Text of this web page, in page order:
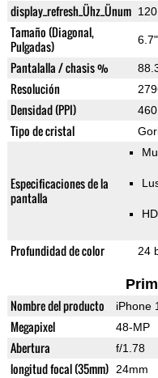
display_refresh_Ühz_Ünum 120
Tamaño (Diagonal,
Pulgadas)
6.7"
Pantalalla / chasis %
Resolución
Densidad (PPI)
Tipo de cristal
Especificaciones de la
pantalla
Profundidad de color 24
Nombre del producto iPhone
Megapixel 48-MP
Abertura f/1.78
longitud focal (35mm) 24mm